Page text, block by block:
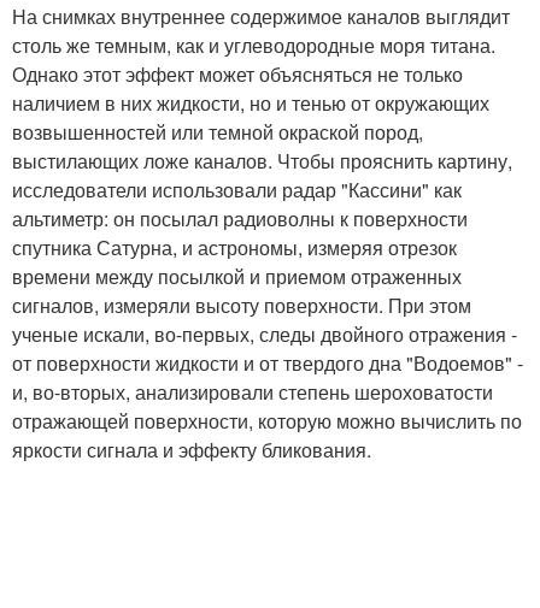
На снимках внутреннее содержимое каналов выглядит
столь же темным, как и углеводородные моря титана.
Однако этот эффект может объясняться не только
наличием в них жидкости, но и тенью от окружающих
возвышенностей или темной окраской пород,
выстилающих ложе каналов. Чтобы прояснить картину,
исследователи использовали радар "Кассини" как
альтиметр: он посылал радиоволны к поверхности
спутника Сатурна, и астрономы, измеряя отрезок
времени между посылкой и приемом отраженных
сигналов, измеряли высоту поверхности. При этом
ученые искали, во-первых, следы двойного отражения -
от поверхности жидкости и от твердого дна "Водоемов" -
и, во-вторых, анализировали степень шероховатости
отражающей поверхности, которую можно вычислить по
яркости сигнала и эффекту бликования.